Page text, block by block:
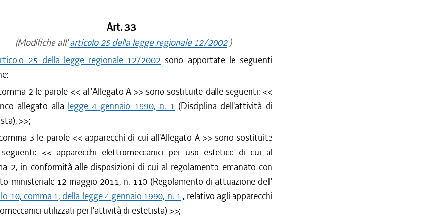
Art. 33
(Modifiche all'articolo 25 della legge regionale 12/2002)
25 della legge regionale 12/2002 sono apportate le seguenti
2 le parole << all'Allegato A>> sono sostituite dalle seguenti: <<
allegato alla legge 4 gennaio 1990, n. 1 (Disciplina dell'attività di
>>;
3 le parole << apparecchi di cui all'Allegato A>> sono sostituite
<< apparecchi elettromeccanici per uso estetico di cui al
2, in conformità alle disposizioni di cui al regolamento emanato con
ministeriale 12 maggio 2011, n. 110 (Regolamento di attuazione dell'
10, comma 1, della legge 4 gennaio 1990, n. 1 , relativo agli apparecchi
utilizzati per l'attività di estetista)>>;